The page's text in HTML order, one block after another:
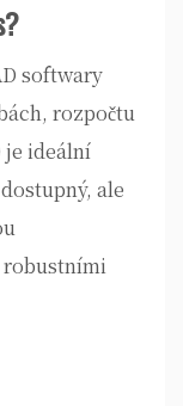
softwary
rozpočtu
je ideální
ale
robustními